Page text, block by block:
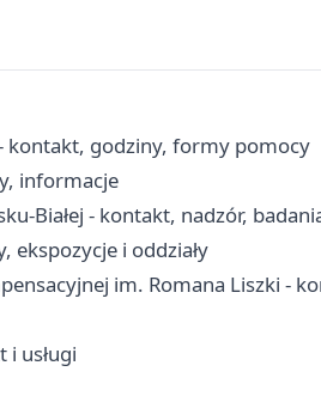
- kontakt, godziny, formy pomocy
informacje
Białej - kontakt, nadzór,
ekspozycje i oddziały
im. Romana Liszki -
i usługi